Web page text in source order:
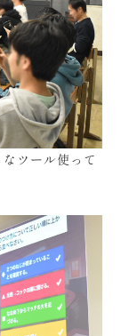
ツール使って